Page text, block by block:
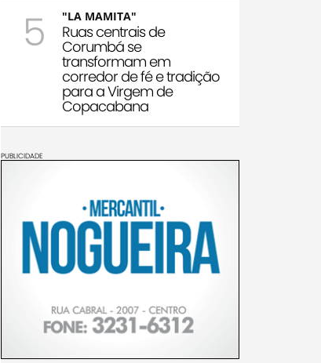
5 "LA MAMITA"
Ruas centrais de
Corumbá se
transformam em
corredor de fé e tradição
para a Virgem de
Copacabana
PUBLICIDADE